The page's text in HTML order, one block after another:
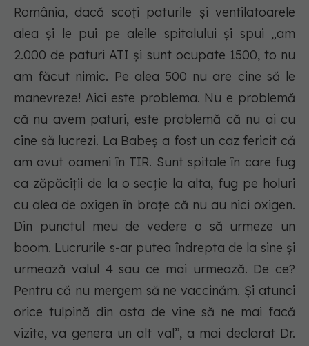
România, dacă scoți paturile și ventilatoarele
alea și le pui pe aleile spitalului și spui „am
2.000 de paturi ATI și sunt ocupate 1500, to nu
am făcut nimic. Pe alea 500 nu are cine să le
manevreze! Aici este problema. Nu e problemă
că nu avem paturi, este problemă că nu ai cu
cine să lucrezi. La Babeș a fost un caz fericit că
am avut oameni în TIR. Sunt spitale în care fug
ca zăpăciţii de la o secție la alta, fug pe holuri
cu alea de oxigen în brațe că nu au nici oxigen.
Din punctul meu de vedere o să urmeze un
boom. Lucrurile s-ar putea îndrepta de la sine și
urmează valul 4 sau ce mai urmează. De ce?
Pentru că nu mergem să ne vaccinăm. Și atunci
orice tulpină din asta de vine să ne mai facă
vizite, va genera un alt val”, a mai declarat Dr.